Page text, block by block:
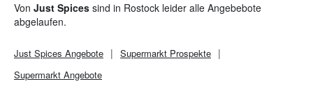
Von Just Spices sind in Rostock leider alle Angebebote
abgelaufen.
Just Spices Angebote Supermarkt Prospekte
Supermarkt Angebote